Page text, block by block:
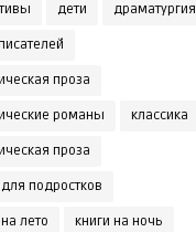
дети драматургия
проза
романы классика
проза
для подростков
лето книги на ночь